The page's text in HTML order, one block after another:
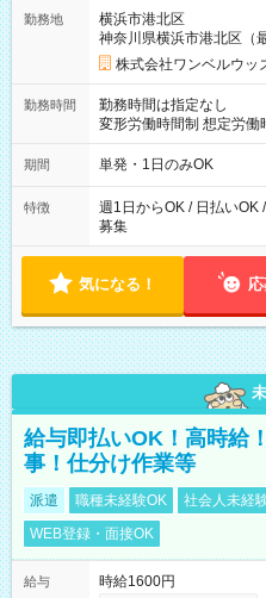
勤務地
横浜市港北区
神奈川県横浜市港北区（
株式会社ワンベルウッ
勤務時間
勤務時間は指定なし
変形労働時間制 想定労働時間160時間/
～21：00
期間 単発・1日のみOK
特徴
週1日からOK / 日払いOK
募集
気になる！
給与即払いOK！高時給
事！仕分け作業等
派遣 職種未経験OK 社会人未経
WEB登録・面接OK
給与
時給1600円